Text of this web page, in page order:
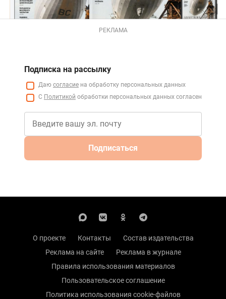
РЕКЛАМА
Подписка на рассылку
Даю согласие на обработку персональных данных
С Политикой обработки персональных данных согласен
Подписаться
О проекте Контакты
Состав издательства
Реклама на сайте
Реклама в журнале
Правила использования материалов
Пользовательское соглашение
Политика использования cookie-файлов